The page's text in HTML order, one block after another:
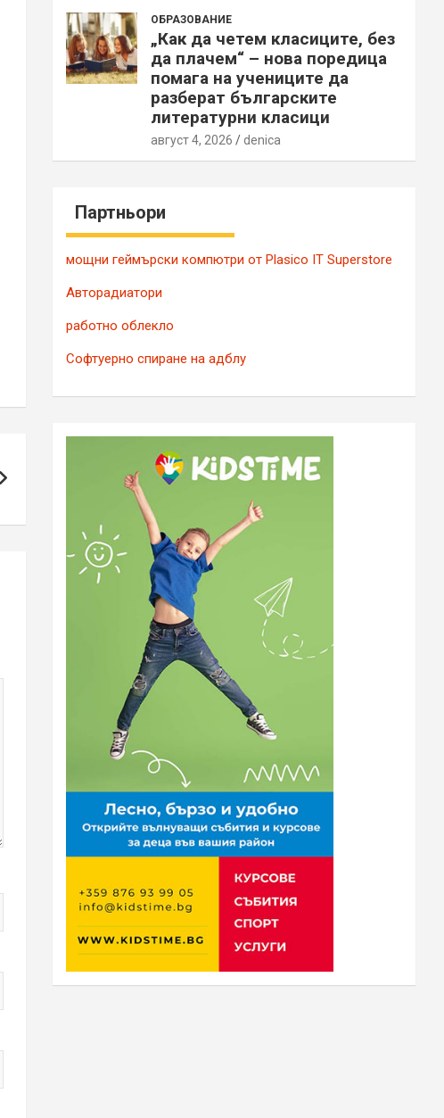
ОБРАЗОВАНИЕ
„Как да четем класиците, без
да плачем“ – нова поредица
помага на учениците да
разберат българските
литературни класици
август 4, 2026 denica
Партньори
мощни геймърски компютри от Plasico IT Superstore
Авторадиатори
работно облекло
Софтуерно спиране на адблу